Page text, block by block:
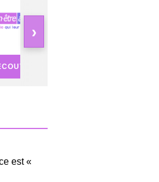
›
est «